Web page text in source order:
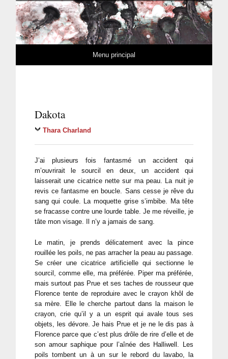
MuseMedusa
REVUE DE LITTÉRATURE ET D'ART MODERNES
Menu principal
Dakota
Thara Charland
J’ai plusieurs fois fantasmé un accident qui
m’ouvrirait le sourcil en deux, un accident qui
laisserait une cicatrice nette sur ma peau. La nuit je
revis ce fantasme en boucle. Sans cesse je rêve du
sang qui coule. La moquette grise s’imbibe. Ma tête
se fracasse contre une lourde table. Je me réveille, je
tâte mon visage. Il n’y a jamais de sang.
Le matin, je prends délicatement avec la pince
rouillée les poils, ne pas arracher la peau au passage.
Se créer une cicatrice artificielle qui sectionne le
sourcil, comme elle, ma préférée. Piper ma préférée,
mais surtout pas Prue et ses taches de rousseur que
Florence tente de reproduire avec le crayon khôl de
sa mère. Elle le cherche partout dans la maison le
crayon, crie qu’il y a un esprit qui avale tous ses
objets, les dévore. Je hais Prue et je ne le dis pas à
Florence parce que c’est plus drôle de rire d’elle et de
son amour saphique pour l’aînée des Halliwell. Les
poils tombent un à un sur le rebord du lavabo, la